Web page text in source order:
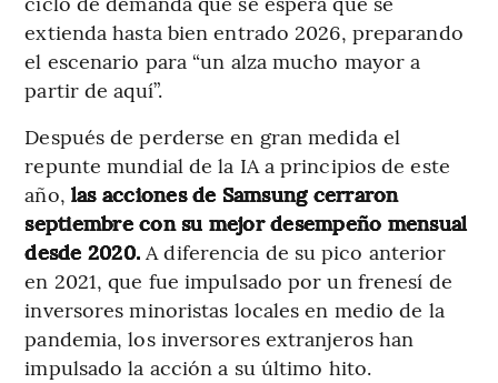
extienda hasta bien entrado 2026, preparando
el escenario para “un alza mucho mayor a
partir de aquí”.
Después de perderse en gran medida el
repunte mundial de la IA a principios de este
año, las acciones de Samsung cerraron
septiembre con su mejor desempeño mensual
desde 2020.A diferencia de su pico anterior
en 2021, que fue impulsado por un frenesí de
inversores minoristas locales en medio de la
pandemia, los inversores extranjeros han
impulsado la acción a su último hito.